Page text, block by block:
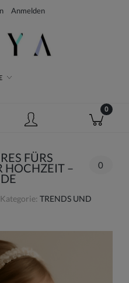
Anmelden
FÜRS
HOCHZEIT – 0
TRENDS UND